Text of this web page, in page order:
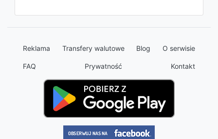
Reklama Transfery walutowe Blog O serwisie
FAQ Prywatność Kontakt